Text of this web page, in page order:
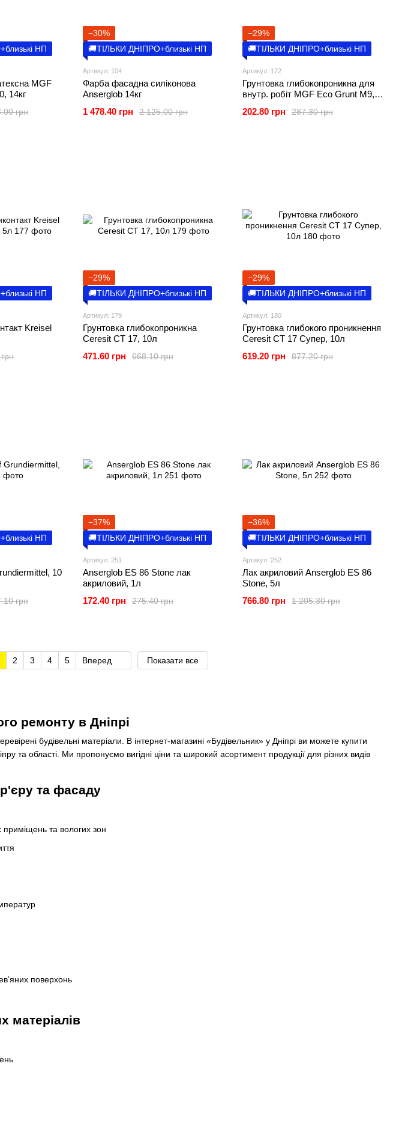
ремонту в Дніпрі
будівельні матеріали. В інтернет-магазині «Будівельник» у Дніпрі ви можете купити
та області. Ми пропонуємо вигідні ціни та широкий асортимент продукції для різних видів
та фасаду
приміщень та вологих зон
поверхонь
матеріалів
НП
MGF
14кг
грн
−30%
🚚ТІЛЬКИ ДНІПРО+близькі НП
Артикул: 104
Фарба фасадна силіконова
Anserglob 14кг
2 125.00 грн
1 478.40 грн
−29%
🚚ТІЛЬКИ ДНІПРО+близькі НП
Артикул: 172
Грунтовка глибокопроникна для
внутр. робіт MGF Eco Grunt M9,
287.30 грн
202.80 грн
НП
Kreisel
−29%
🚚ТІЛЬКИ ДНІПРО+близькі НП
Артикул: 179
Грунтовка глибокопроникна
Ceresit CT 17, 10л
668.10 грн
471.60 грн
−29%
🚚ТІЛЬКИ ДНІПРО+близькі НП
Артикул: 180
Грунтовка глибокого проникнення
Ceresit CT 17 Супер, 10л
877.20 грн
619.20 грн
НП
10
грн
−37%
🚚ТІЛЬКИ ДНІПРО+близькі НП
Артикул: 251
Anserglob ES 86 Stone лак
акриловий, 1л
275.40 грн
172.40 грн
−36%
🚚ТІЛЬКИ ДНІПРО+близькі НП
Артикул: 252
Лак акриловий Anserglob ES 86
Stone, 5л
1 205.30 грн
766.80 грн
2 3 4 5 Вперед Показати все